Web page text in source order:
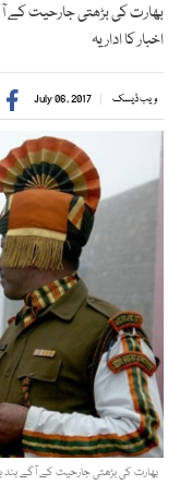
بھارت کی بڑھتی جارحیت کے
اخبار کا اداریہ
ویب ڈیسک July 06, 2017
بھارت کی بڑھتی جارحیت کے آگے بند